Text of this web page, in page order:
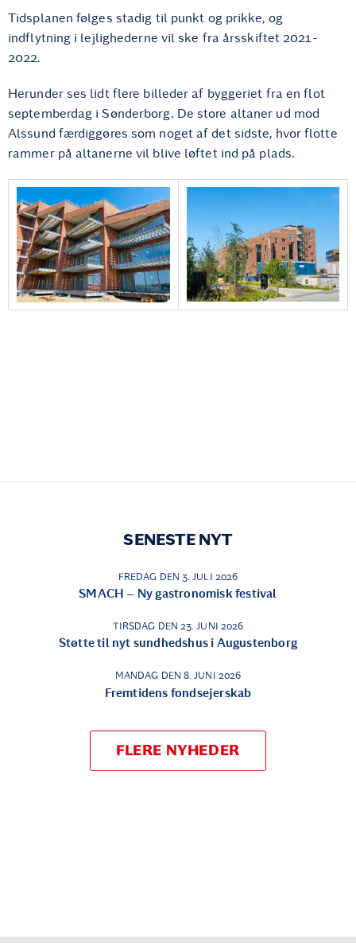
Tidsplanen følges stadig til punkt og prikke, og
indflytning i lejlighederne vil ske fra årsskiftet 2021-
2022.
Herunder ses lidt flere billeder af byggeriet fra en flot
septemberdag i Sønderborg. De store altaner ud mod
Alssund færdiggøres som noget af det sidste, hvor flotte
rammer på altanerne vil blive løftet ind på plads.
SENESTE NYT
FREDAG DEN 3. JULI 2026
SMACH – Ny gastronomisk festival
TIRSDAG DEN 23. JUNI 2026
Støtte til nyt sundhedshus i Augustenborg
MANDAG DEN 8. JUNI 2026
Fremtidens fondsejerskab
FLERE NYHEDER